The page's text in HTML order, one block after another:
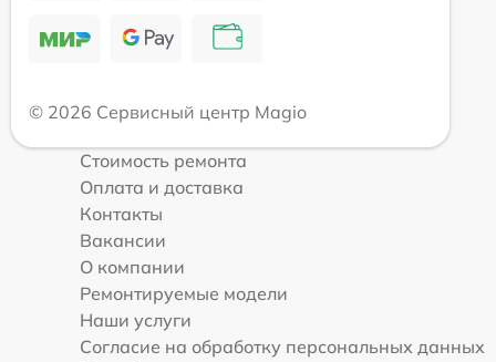
© 2026 Сервисный центр Magio
Стоимость ремонта
Оплата и доставка
Контакты
Вакансии
О компании
Ремонтируемые модели
Наши услуги
Согласие на обработку персональных данных